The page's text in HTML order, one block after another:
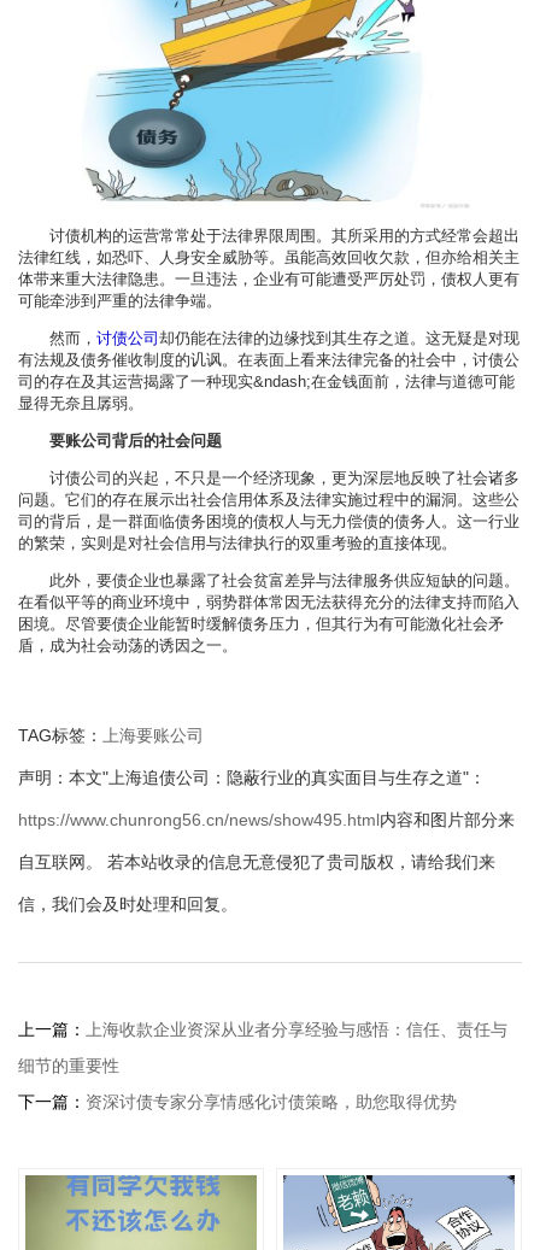
讨债机构的运营常常处于法律界限周围。其所采用的方式经常会超出
法律红线，如恐吓、人身安全威胁等。虽能高效回收欠款，但亦给相关主
体带来重大法律隐患。一旦违法，企业有可能遭受严厉处罚，债权人更有
可能牵涉到严重的法律争端。
然而， 讨债公司 却仍能在法律的边缘找到其生存之道。这无疑是对现
有法规及债务催收制度的讥讽。在表面上看来法律完备的社会中，讨债公
司的存在及其运营揭露了一种现实&ndash;在金钱面前，法律与道德可能
显得无奈且孱弱。
要账公司背后的社会问题
讨债公司的兴起，不只是一个经济现象，更为深层地反映了社会诸多
问题。它们的存在展示出社会信用体系及法律实施过程中的漏洞。这些公
司的背后，是一群面临债务困境的债权人与无力偿债的债务人。这一行业
的繁荣，实则是对社会信用与法律执行的双重考验的直接体现。
此外，要债企业也暴露了社会贫富差异与法律服务供应短缺的问题。
在看似平等的商业环境中，弱势群体常因无法获得充分的法律支持而陷入
困境。尽管要债企业能暂时缓解债务压力，但其行为有可能激化社会矛
盾，成为社会动荡的诱因之一。
TAG标签： 上海要账公司
声明：本文"上海追债公司：隐蔽行业的真实面目与生存之道"：
https://www.chunrong56.cn/news/show495.html内容和图片部分来
自互联网。 若本站收录的信息无意侵犯了贵司版权，请给我们来
信，我们会及时处理和回复。
上一篇： 上海收款企业资深从业者分享经验与感悟：信任、责任与
细节的重要性
下一篇： 资深讨债专家分享情感化讨债策略，助您取得优势